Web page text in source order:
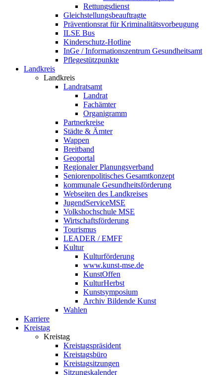
Rettungsdienst
Gleichstellungsbeauftragte
Präventionsrat für Kriminalitätsvorbeugung
ILSE Bus
Kinderschutz-Hotline
InGe / Informationszentrum Gesundheitsamt
Pflegestützpunkte
Landkreis
Landkreis
Landratsamt
Landrat
Fachämter
Organigramm
Partnerkreise
Städte & Ämter
Wappen
Breitband
Geoportal
Regionaler Planungsverband
Seniorenpolitisches Gesamtkonzept
kommunale Gesundheitsförderung
Webseiten des Landkreises
JugendServiceMSE
Volkshochschule MSE
Wirtschaftsförderung
Tourismus
LEADER / EMFF
Kultur
Kulturförderung
www.kunst-mse.de
KunstOffen
KulturHerbst
Kunstsymposium
Archiv Bildende Kunst
Wahlen
Karriere
Kreistag
Kreistag
Kreistagspräsident
Kreistagsbüro
Kreistagsitzungen
Sitzungskalender